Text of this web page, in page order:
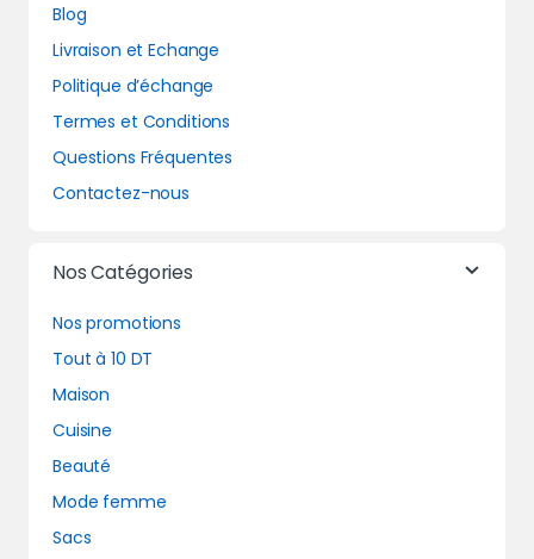
Blog
Livraison et Echange
Politique d’échange
Termes et Conditions
Questions Fréquentes
Contactez-nous
Nos Catégories
Nos promotions
Tout à 10 DT
Maison
Cuisine
Beauté
Mode femme
Sacs